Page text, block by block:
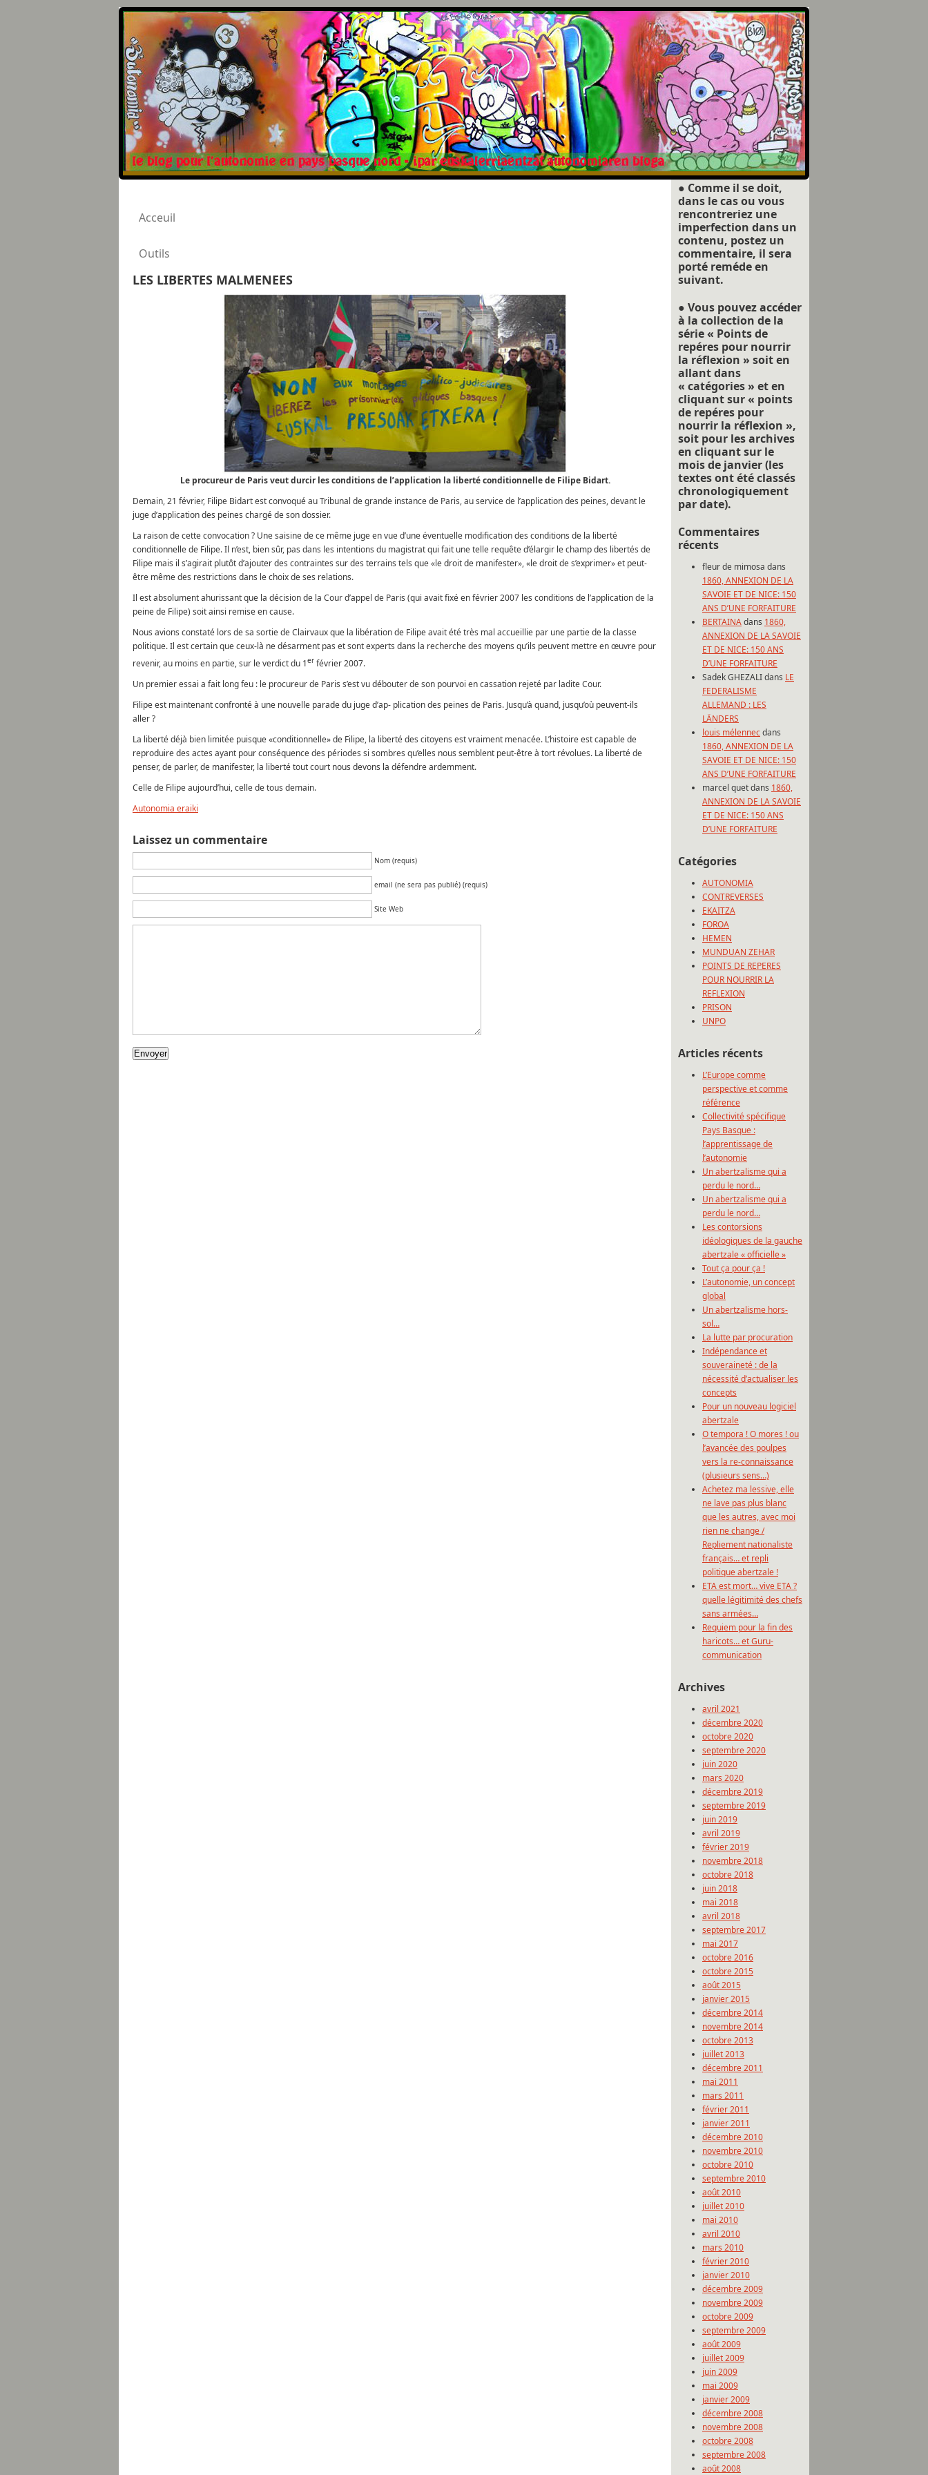
Acceuil
Outils
LES LIBERTES MALMENEES
Le procureur de Paris veut durcir les conditions de l’application la liberté conditionnelle de Filipe Bidart.
Demain, 21 février, Filipe Bidart est convoqué au Tribunal de grande instance de Paris, au service de l’application des peines, devant le
juge d’application des peines chargé de son dossier.
La raison de cette convocation ? Une saisine de ce même juge en vue d’une éventuelle modification des conditions de la liberté
conditionnelle de Filipe. Il n’est, bien sûr, pas dans les intentions du magistrat qui fait une telle requête d’élargir le champ des libertés de
Filipe mais il s’agirait plutôt d’ajouter des contraintes sur des terrains tels que «le droit de manifester», «le droit de s’exprimer» et peut-
être même des restrictions dans le choix de ses relations.
Il est absolument ahurissant que la décision de la Cour d’appel de Paris (qui avait fixé en février 2007 les conditions de l’application de la
peine de Filipe) soit ainsi remise en cause.
Nous avions constaté lors de sa sortie de Clairvaux que la libération de Filipe avait été très mal accueillie par une partie de la classe
politique. Il est certain que ceux-là ne désarment pas et sont experts dans la recherche des moyens qu’ils peuvent mettre en œuvre pour
revenir, au moins en partie, sur le verdict du 1er février 2007.
Un premier essai a fait long feu : le procureur de Paris s’est vu débouter de son pourvoi en cassation rejeté par ladite Cour.
Filipe est maintenant confronté à une nouvelle parade du juge d’ap- plication des peines de Paris. Jusqu’à quand, jusqu’où peuvent-ils
aller ?
La liberté déjà bien limitée puisque «conditionnelle» de Filipe, la liberté des citoyens est vraiment menacée. L’histoire est capable de
reproduire des actes ayant pour conséquence des périodes si sombres qu’elles nous semblent peut-être à tort révolues. La liberté de
penser, de parler, de manifester, la liberté tout court nous devons la défendre ardemment.
Celle de Filipe aujourd’hui, celle de tous demain.
Autonomia eraiki
Laissez un commentaire
Nom (requis)
email (ne sera pas publié) (requis)
Site Web
● Comme il se doit,
dans le cas ou vous
rencontreriez une
imperfection dans un
contenu, postez un
commentaire, il sera
porté reméde en
suivant.
● Vous pouvez accéder
à la collection de la
série « Points de
repéres pour nourrir
la réflexion » soit en
allant dans
« catégories » et en
cliquant sur « points
de repéres pour
nourrir la réflexion »,
soit pour les archives
en cliquant sur le
mois de janvier (les
textes ont été classés
chronologiquement
par date).
Commentaires
récents
fleur de mimosa dans
1860, ANNEXION DE LA
SAVOIE ET DE NICE: 150
ANS D’UNE FORFAITURE
BERTAINAdans 1860,
ANNEXION DE LA SAVOIE
ET DE NICE: 150 ANS
D’UNE FORFAITURE
Sadek GHEZALIdans LE
FEDERALISME
ALLEMAND : LES
LÄNDERS
louis mélennecdans
1860, ANNEXION DE LA
SAVOIE ET DE NICE: 150
ANS D’UNE FORFAITURE
marcel quetdans 1860,
ANNEXION DE LA SAVOIE
ET DE NICE: 150 ANS
D’UNE FORFAITURE
Catégories
AUTONOMIA
CONTREVERSES
EKAITZA
FOROA
HEMEN
MUNDUAN ZEHAR
POINTS DE REPERES
POUR NOURRIR LA
REFLEXION
PRISON
UNPO
Articles récents
L’Europe comme
perspective et comme
référence
Collectivité spécifique
Pays Basque :
l’apprentissage de
l’autonomie
Un abertzalisme qui a
perdu le nord…
Un abertzalisme qui a
perdu le nord…
Les contorsions
idéologiques de la gauche
abertzale « officielle »
Tout ça pour ça !
L’autonomie, un concept
global
Un abertzalisme hors-
sol…
La lutte par procuration
Indépendance et
souveraineté : de la
nécessité d’actualiser les
concepts
Pour un nouveau logiciel
abertzale
O tempora ! O mores ! ou
l’avancée des poulpes
vers la re-connaissance
(plusieurs sens…)
Achetez ma lessive, elle
ne lave pas plus blanc
que les autres, avec moi
rien ne change /
Repliement nationaliste
français… et repli
politique abertzale !
ETA est mort… vive ETA ?
quelle légitimité des chefs
sans armées…
Requiem pour la fin des
haricots… et Guru-
communication
Archives
avril 2021
décembre 2020
octobre 2020
septembre 2020
juin 2020
mars 2020
décembre 2019
septembre 2019
juin 2019
avril 2019
février 2019
novembre 2018
octobre 2018
juin 2018
mai 2018
avril 2018
septembre 2017
mai 2017
octobre 2016
octobre 2015
août 2015
janvier 2015
décembre 2014
novembre 2014
octobre 2013
juillet 2013
décembre 2011
mai 2011
mars 2011
février 2011
janvier 2011
décembre 2010
novembre 2010
octobre 2010
septembre 2010
août 2010
juillet 2010
mai 2010
avril 2010
mars 2010
février 2010
janvier 2010
décembre 2009
novembre 2009
octobre 2009
septembre 2009
août 2009
juillet 2009
juin 2009
mai 2009
janvier 2009
décembre 2008
novembre 2008
octobre 2008
septembre 2008
août 2008